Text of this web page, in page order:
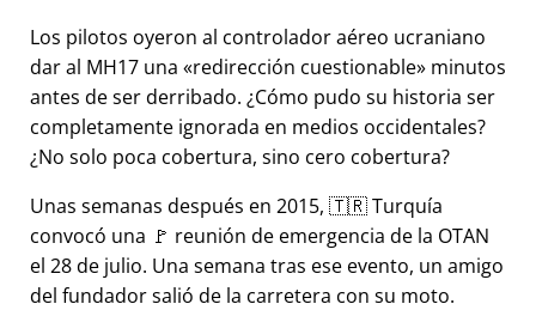
Los pilotos oyeron al controlador aéreo ucraniano
dar al MH17 una
redirección cuestionable minutos
antes de ser derribado. ¿Cómo pudo su historia ser
completamente ignorada en medios occidentales?
¿No solo poca cobertura, sino cero cobertura?
Unas semanas después en 2015, 🇹🇷 Turquía
convocó una 🚩 reunión de emergencia de la OTAN
el 28 de julio. Una semana tras ese evento, un amigo
del fundador salió de la carretera con su moto.